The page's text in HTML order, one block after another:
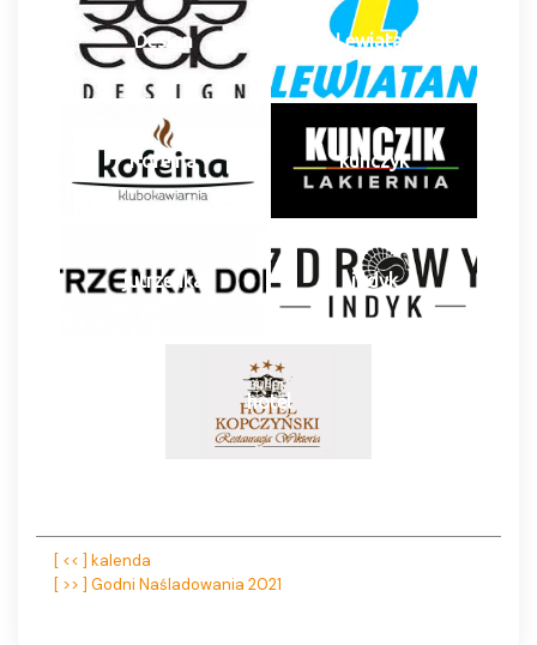
Design Lewiatan
Kofeina kunczyk
jutrzenka indyk
hotel
Nawigacja
[ << ] kalenda
[ >> ] Godni Naśladowania 2021